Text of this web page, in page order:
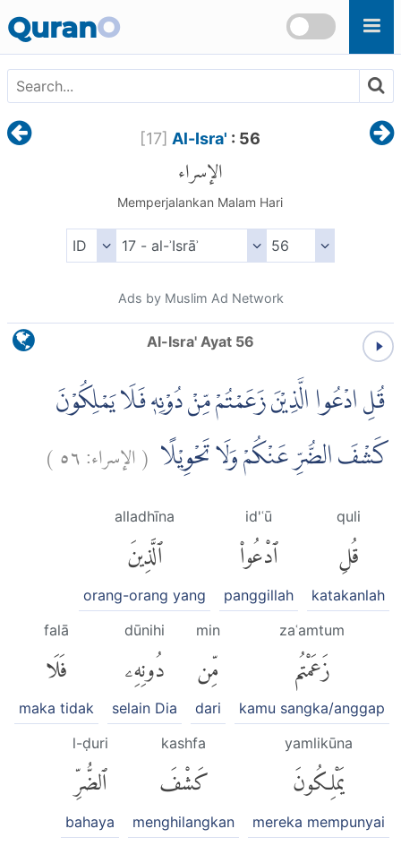
QuranO
[17] Al-Isra' : 56
الإسراء
Memperjalankan Malam Hari
Ads by Muslim Ad Network
Al-Isra' Ayat 56
قُلِ ادْعُوا الَّذِيْنَ زَعَمْتُمْ مِّنْ دُوْنِهٖ فَلَا يَمْلِكُوْنَ
كَشْفَ الضُّرِّ عَنْكُمْ وَلَا تَحْوِيْلًا (الإسراء:٥٦)
quli
قُلِ
katakanlah
id'ʿū
ٱدْعُوا۟
panggillah
alladhīna
ٱلَّذِينَ
orang-orang yang
zaʿamtum
زَعَمْتُم
kamu sangka/anggap
min
مِّن
dari
dūnihi
دُونِهِۦ
selain Dia
falā
فَلَا
maka tidak
yamlikūna
يَمْلِكُونَ
mereka mempunyai
kashfa
كَشْفَ
menghilangkan
l-ḍuri
ٱلضُّرِّ
bahaya